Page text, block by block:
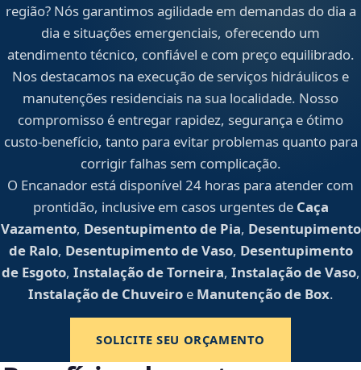
região? Nós garantimos agilidade em demandas do dia a
dia e situações emergenciais, oferecendo um
atendimento técnico, confiável e com preço equilibrado.
Nos destacamos na execução de serviços hidráulicos e
manutenções residenciais na sua localidade. Nosso
compromisso é entregar rapidez, segurança e ótimo
custo-benefício, tanto para evitar problemas quanto para
corrigir falhas sem complicação.
O Encanador está disponível 24 horas para atender com
prontidão, inclusive em casos urgentes de Caça
Vazamento, Desentupimento de Pia, Desentupimento
de Ralo, Desentupimento de Vaso, Desentupimento
de Esgoto, Instalação de Torneira, Instalação de Vaso,
Instalação de Chuveiroe Manutenção de Box.
SOLICITE SEU ORÇAMENTO